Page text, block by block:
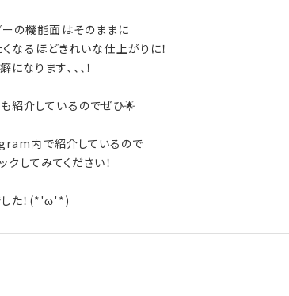
ーの機能面はそのままに
なるほどきれいな仕上がりに！
なります、、、！
紹介しているのでぜひ🌟
内で紹介しているので
クしてみてください！
した！(*'ω'*)